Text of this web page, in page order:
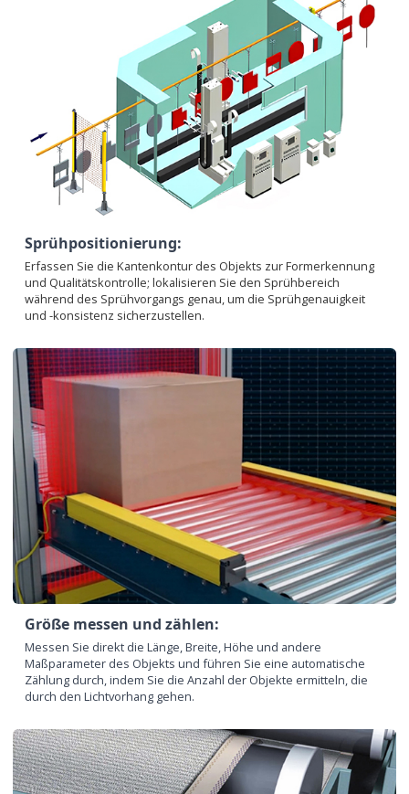
Sprühpositionierung:
Erfassen Sie die Kantenkontur des Objekts zur Formerkennung
und Qualitätskontrolle; lokalisieren Sie den Sprühbereich
während des Sprühvorgangs genau, um die Sprühgenauigkeit
und -konsistenz sicherzustellen.
Größe messen und zählen:
Messen Sie direkt die Länge, Breite, Höhe und andere
Maßparameter des Objekts und führen Sie eine automatische
Zählung durch, indem Sie die Anzahl der Objekte ermitteln, die
durch den Lichtvorhang gehen.